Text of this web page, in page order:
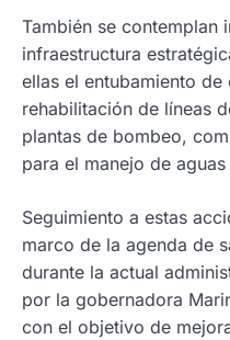
También se contemplan
infraestructura
ellas el entubamiento de
rehabilitación de líneas
plantas de bombeo,
para el manejo de
Seguimiento a estas
marco de la agenda de
durante la actual
por la gobernadora
con el objetivo de